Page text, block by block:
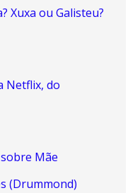
Xuxa ou Galisteu?
Netflix, do
Mãe
(Drummond)